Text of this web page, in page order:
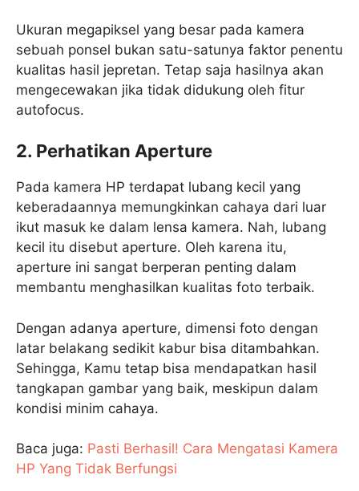
Ukuran megapiksel yang besar pada kamera
sebuah ponsel bukan satu-satunya faktor penentu
kualitas hasil jepretan. Tetap saja hasilnya akan
mengecewakan jika tidak didukung oleh fitur
autofocus.
2. Perhatikan Aperture
Pada kamera HP terdapat lubang kecil yang
keberadaannya memungkinkan cahaya dari luar
ikut masuk ke dalam lensa kamera. Nah, lubang
kecil itu disebut aperture. Oleh karena itu,
aperture ini sangat berperan penting dalam
membantu menghasilkan kualitas foto terbaik.
Dengan adanya aperture, dimensi foto dengan
latar belakang sedikit kabur bisa ditambahkan.
Sehingga, Kamu tetap bisa mendapatkan hasil
tangkapan gambar yang baik, meskipun dalam
kondisi minim cahaya.
Baca juga: Pasti Berhasil! Cara Mengatasi Kamera
HP Yang Tidak Berfungsi